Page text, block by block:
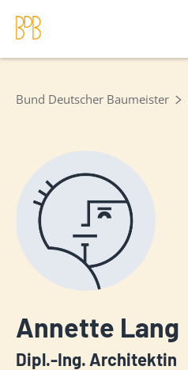
Bund Deutscher Baumeister
Annette Lang
Dipl.-Ing. Architektin